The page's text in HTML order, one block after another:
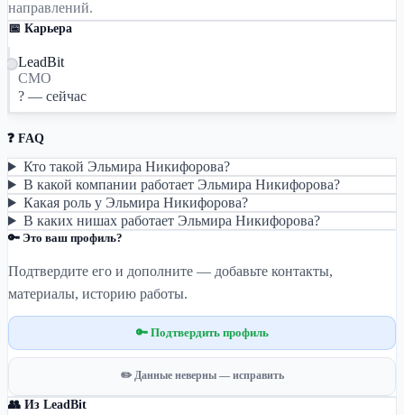
направлений.
📅 Карьера
LeadBit
CMO
? — сейчас
❓ FAQ
Кто такой Эльмира Никифорова?
В какой компании работает Эльмира Никифорова?
Какая роль у Эльмира Никифорова?
В каких нишах работает Эльмира Никифорова?
🔑 Это ваш профиль?
Подтвердите его и дополните — добавьте контакты,
материалы, историю работы.
🔑 Подтвердить профиль
✏️ Данные неверны — исправить
👥 Из LeadBit